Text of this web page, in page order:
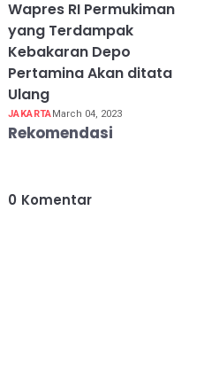
Wapres RI Permukiman
yang Terdampak
Kebakaran Depo
Pertamina Akan ditata
Ulang
JAKARTAMarch 04, 2023
Rekomendasi
0 Komentar